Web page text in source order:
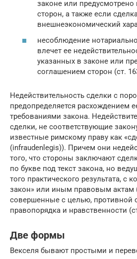
законе или предусмотрено
сторон, а также если
внешнеэкономический
несоблюдение
влечет ее
указанных в законе или
соглашением сторон (ст.
Недействительность сделки с
предопределяется расхождением
требованиями закона.
сделки, не соответствующие
известные римскому праву как
(infraudenlegis)). Причем они
того, что стороны заключают
по букве под текст закона, но
того практического результата, с
закон» или иным правовым актам
совершенные с целью, противной
правопорядка и нравственности
Две формы
Векселя бывают простыми и